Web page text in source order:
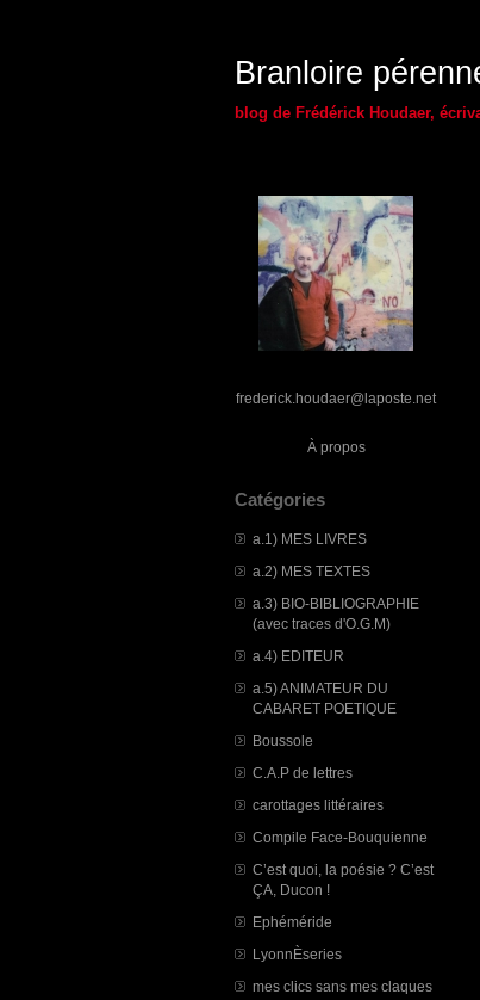
Branloire
blog de Frédérick Houdaer,
frederick.houdaer@laposte.net
À propos
Catégories
a.1) MES LIVRES
a.2) MES TEXTES
a.3) BIO-BIBLIOGRAPHIE
(avec traces d'O.G.M)
a.4) EDITEUR
a.5) ANIMATEUR DU
CABARET POETIQUE
Boussole
C.A.P de lettres
carottages littéraires
Compile Face-Bouquienne
C’est quoi, la poésie ? C’est
ÇA, Ducon !
Ephéméride
LyonnÈseries
mes clics sans mes claques